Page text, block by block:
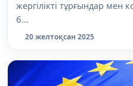
жергілікті тұрғындар мен
б...
20 желтоқсан 2025